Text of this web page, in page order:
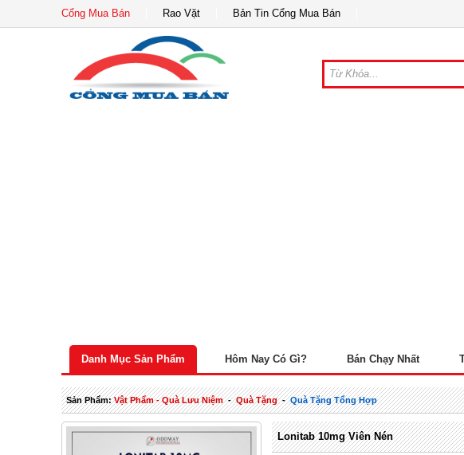
Cổng Mua Bán Rao Vặt Bản Tin Cổng Mua Bán
Danh Mục Sản Phẩm Hôm Nay Có Gì? Bán Chạy Nhất
Sản Phẩm:Vật Phẩm - Quà Lưu Niệm-Quà Tặng-Quà Tặng Tổng Hợp
Lonitab 10mg Viên Nén